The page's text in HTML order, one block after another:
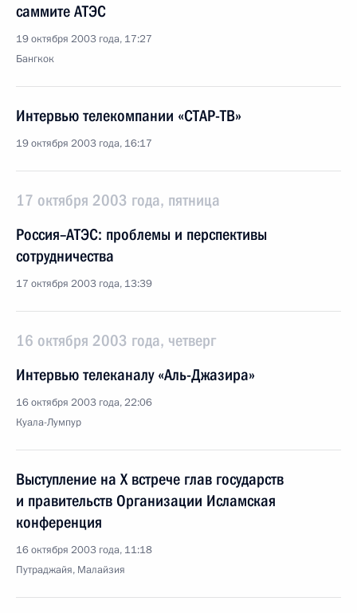
саммите АТЭС
19 октября 2003 года, 17:27
Бангкок
Интервью телекомпании «СТАР-ТВ»
19 октября 2003 года, 16:17
17 октября 2003 года, пятница
Россия–АТЭС: проблемы и перспективы
сотрудничества
17 октября 2003 года, 13:39
16 октября 2003 года, четверг
Интервью телеканалу «Аль-Джазира»
16 октября 2003 года, 22:06
Куала-Лумпур
Выступление на Х встрече глав государств
и правительств Организации Исламская
конференция
16 октября 2003 года, 11:18
Путраджайя, Малайзия